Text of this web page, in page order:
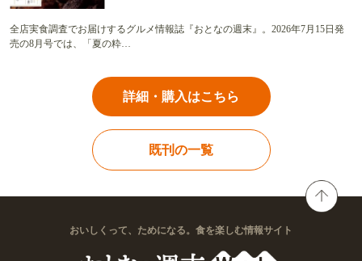
全店実食調査でお届けするグルメ情報誌『おとなの週末』。2026年7月15日発
売の8月号では、「夏の粋…
詳細・購入はこちら
既刊の一覧
おいしくって、ためになる。食を楽しむ情報サイト